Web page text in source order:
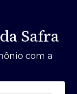
Safra
com a